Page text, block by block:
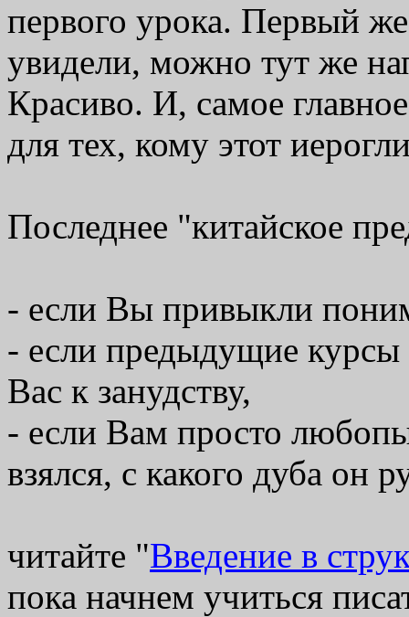
первого урока. Первый
увидели, можно тут же
Красиво. И, самое
для тех, кому этот
Последнее "китайское
- если Вы привыкли
- если предыдущие курсы
Вас к занудству,
- если Вам просто
взялся, с какого дуба он
читайте "Введение в
пока начнем учиться